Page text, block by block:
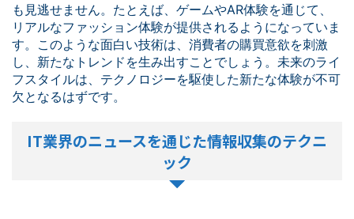
も見逃せません。たとえば、ゲームやAR体験を通じて、
リアルなファッション体験が提供されるようになっていま
す。このような面白い技術は、消費者の購買意欲を刺激
し、新たなトレンドを生み出すことでしょう。未来のライ
フスタイルは、テクノロジーを駆使した新たな体験が不可
欠となるはずです。
IT業界のニュースを通じた情報収集のテクニ
ック